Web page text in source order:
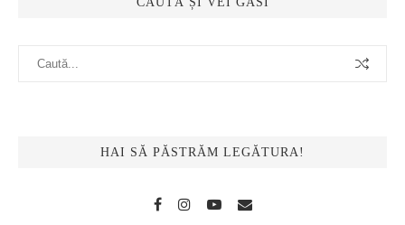
HAI SĂ PĂSTRĂM LEGĂTURA!